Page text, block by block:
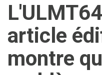
article
montre